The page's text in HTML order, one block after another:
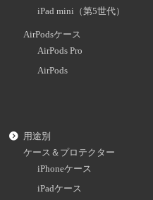
iPad mini（第5世代）
AirPodsケース
AirPods Pro
AirPods
用途別
ケース＆プロテクター
iPhoneケース
iPadケース